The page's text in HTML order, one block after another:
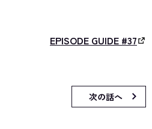
EPISODE GUIDE #37
次の話へ